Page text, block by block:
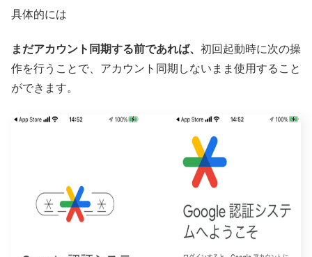
具体的には
まだアカウント同期する前であれば、 初回起動時に次の操
作を行うことで、アカウント同期しないまま使用すること
ができます。